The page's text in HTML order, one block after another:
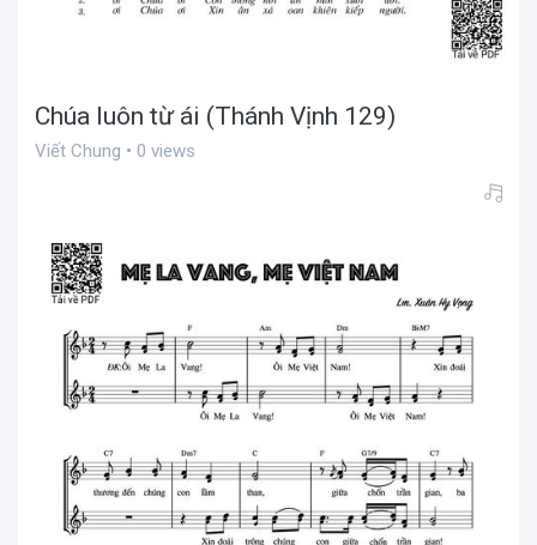
Chúa luôn từ ái (Thánh Vịnh 129)
Viết Chung • 0 views